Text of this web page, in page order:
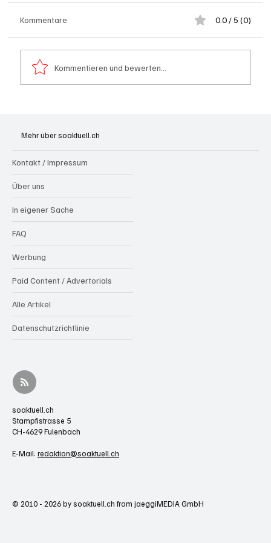
Kommentare 0.0 / 5 (0)
Kommentieren und bewerten...
Mehr über soaktuell.ch
Kontakt / Impressum
Über uns
In eigener Sache
FAQ
Werbung
Paid Content / Advertorials
Alle Artikel
Datenschutzrichtlinie
soaktuell.ch
Stampfistrasse 5
CH-4629 Fulenbach
E-Mail: redaktion@soaktuell.ch
© 2010 - 2026 by soaktuell.ch from jaeggiMEDIA GmbH